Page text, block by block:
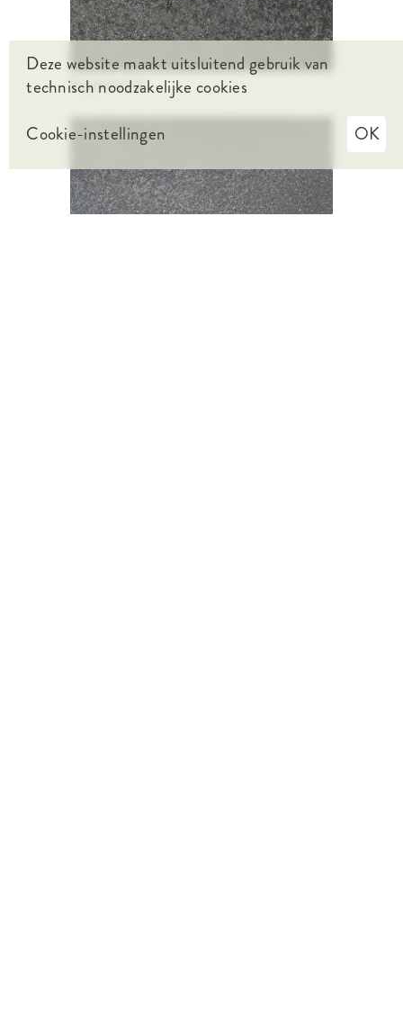
Grijsantraciet
Deze website maakt uitsluitend gebruik van
technisch noodzakelijke cookies
Cookie-instellingen
OK